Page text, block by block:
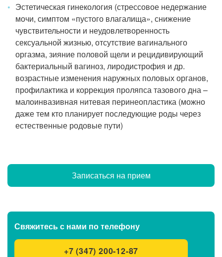
Эстетическая гинекология (стрессовое недержание
мочи, симптом «пустого влагалища», снижение
чувствительности и неудовлетворенность
сексуальной жизнью, отсутствие вагинального
оргазма, зияние половой щели и рецидивирующий
бактериальный вагиноз, лиродистрофия и др.
возрастные изменения наружных половых органов,
профилактика и коррекция проляпса тазового дна –
малоинвазивная нитевая перинеопластика (можно
даже тем кто планирует последующие роды через
естественные родовые пути)
Записаться на прием
Свяжитесь с нами по телефону
+7 (347) 200-12-87